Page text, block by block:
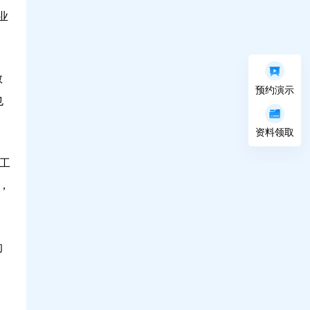
预约演示
资料领取